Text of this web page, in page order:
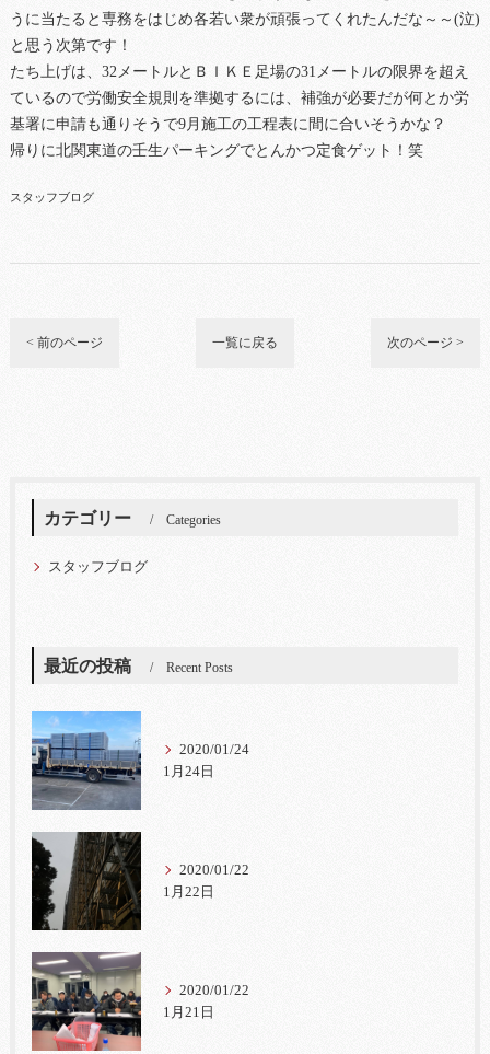
うに当たると専務をはじめ各若い衆が頑張ってくれたんだな～～(泣)
と思う次第です！
たち上げは、32メートルとＢＩＫＥ足場の31メートルの限界を超え
ているので労働安全規則を準拠するには、補強が必要だが何とか労
基署に申請も通りそうで9月施工の工程表に間に合いそうかな？
帰りに北関東道の壬生パーキングでとんかつ定食ゲット！笑
スタッフブログ
< 前のページ 一覧に戻る 次のページ >
カテゴリー Categories
スタッフブログ
最近の投稿 Recent Posts
2020/01/24
1月24日
2020/01/22
1月22日
2020/01/22
1月21日